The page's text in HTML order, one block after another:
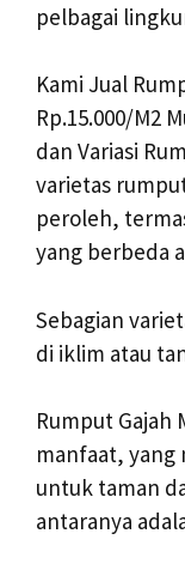
pelbagai
Kami Jual
Rp.15.000/M2
dan Variasi
varietas
peroleh,
yang berbeda
Sebagian
di iklim atau
Rumput Gajah
manfaat,
untuk taman
antaranya